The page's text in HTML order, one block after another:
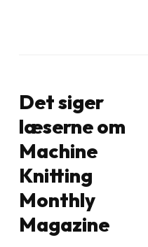
Det siger
læserne om
Machine
Knitting
Monthly
Magazine